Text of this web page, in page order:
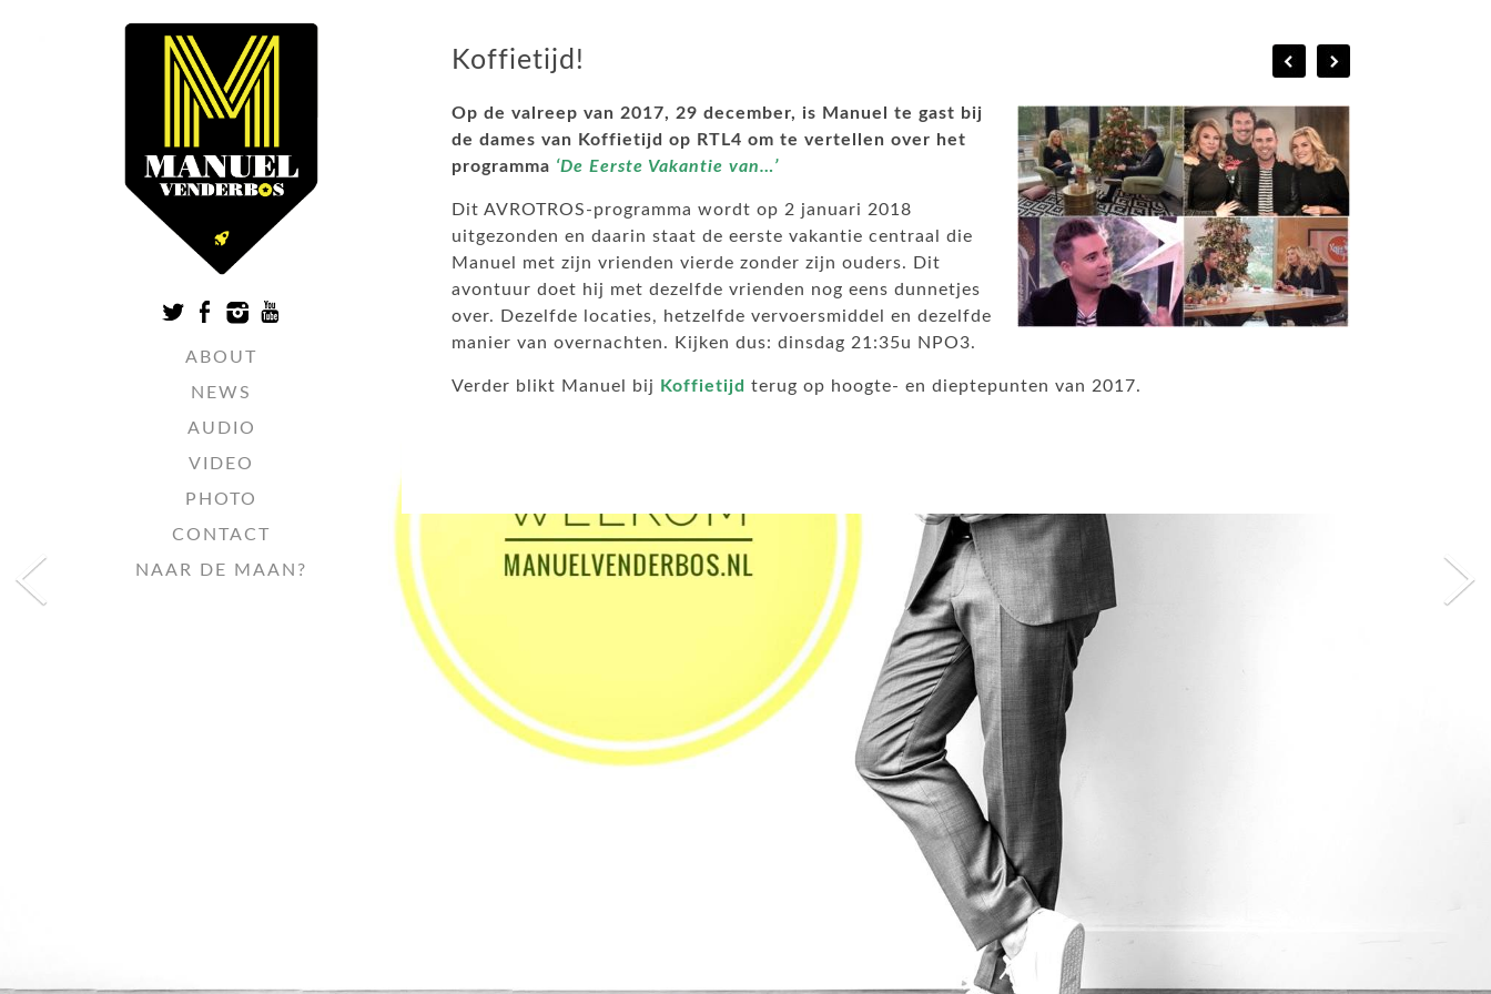
ABOUT
NEWS
AUDIO
VIDEO
PHOTO
CONTACT
NAAR DE MAAN?
Koffietijd!
Op de valreep van 2017, 29 december, is Manuel te gast bij
de dames van Koffietijd op RTL4 om te vertellen over het
programma ‘De Eerste Vakantie van…’
Dit AVROTROS-programma wordt op 2 januari 2018
uitgezonden en daarin staat de eerste vakantie centraal die
Manuel met zijn vrienden vierde zonder zijn ouders. Dit
avontuur doet hij met dezelfde vrienden nog eens dunnetjes
over. Dezelfde locaties, hetzelfde vervoersmiddel en dezelfde
manier van overnachten. Kijken dus: dinsdag 21:35u NPO3.
Verder blikt Manuel bij Koffietijd terug op hoogte- en dieptepunten van 2017.